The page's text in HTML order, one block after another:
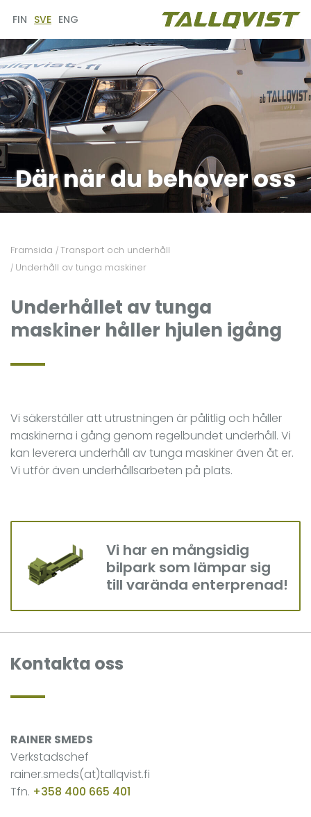
FIN SVE ENG
Där när du behover oss
Framsida / Transport och underhåll
/ Underhåll av tunga maskiner
Underhållet av tunga
maskiner håller hjulen igång
Vi säkerställer att utrustningen är pålitlig och håller
maskinerna i gång genom regelbundet underhåll. Vi
kan leverera underhåll av tunga maskiner även åt er.
Vi utför även underhållsarbeten på plats.
Vi har en mångsidig
bilpark som lämpar sig
till varända enterprenad!
Kontakta oss
RAINER SMEDS
Verkstadschef
rainer.smeds(at)tallqvist.fi
Tfn. +358 400 665 401